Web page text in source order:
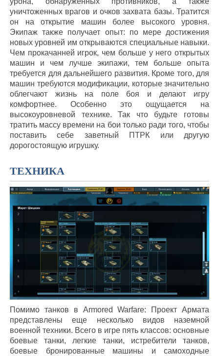
уничтоженных врагов и очков захвата базы. Тратится
он на открытие машин более высокого уровня.
Экипаж также получает опыт: по мере достижения
новых уровней им открываются специальные навыки.
Чем прокачанней игрок, чем больше у него открытых
машин и чем лучше экипажи, тем больше опыта
требуется для дальнейшего развития. Кроме того, для
машин требуются модификации, которые значительно
облегчают жизнь на поле боя и делают игру
комфортнее. Особенно это ощущается на
высокоуровневой технике. Так что будьте готовы
тратить массу времени на бои только ради того, чтобы
поставить себе заветный ПТРК или другую
дорогостоящую игрушку.
ТЕХНИКА
Помимо танков в Armored Warfare: Проект Армата
представлены еще несколько видов наземной
военной техники. Всего в игре пять классов: основные
боевые танки, легкие танки, истребители танков,
боевые бронированные машины и самоходные